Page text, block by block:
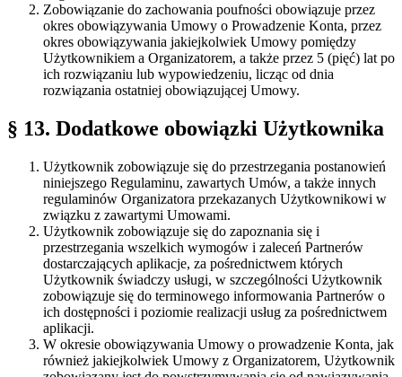
Zobowiązanie do zachowania poufności obowiązuje przez
okres obowiązywania Umowy o Prowadzenie Konta, przez
okres obowiązywania jakiejkolwiek Umowy pomiędzy
Użytkownikiem a Organizatorem, a także przez 5 (pięć) lat po
ich rozwiązaniu lub wypowiedzeniu, licząc od dnia
rozwiązania ostatniej obowiązującej Umowy.
§ 13. Dodatkowe obowiązki Użytkownika
Użytkownik zobowiązuje się do przestrzegania postanowień
niniejszego Regulaminu, zawartych Umów, a także innych
regulaminów Organizatora przekazanych Użytkownikowi w
związku z zawartymi Umowami.
Użytkownik zobowiązuje się do zapoznania się i
przestrzegania wszelkich wymogów i zaleceń Partnerów
dostarczających aplikacje, za pośrednictwem których
Użytkownik świadczy usługi, w szczególności Użytkownik
zobowiązuje się do terminowego informowania Partnerów o
ich dostępności i poziomie realizacji usług za pośrednictwem
aplikacji.
W okresie obowiązywania Umowy o prowadzenie Konta, jak
również jakiejkolwiek Umowy z Organizatorem, Użytkownik